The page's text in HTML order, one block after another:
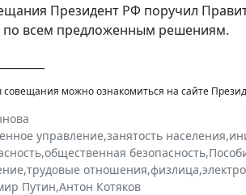
Президент РФ поручил
по всем предложенным решениям.
совещания можно ознакомиться на сайте
управление,занятость населения,
,общественная безопасность,
,трудовые отношения,физлица,
Путин,Антон Котяков